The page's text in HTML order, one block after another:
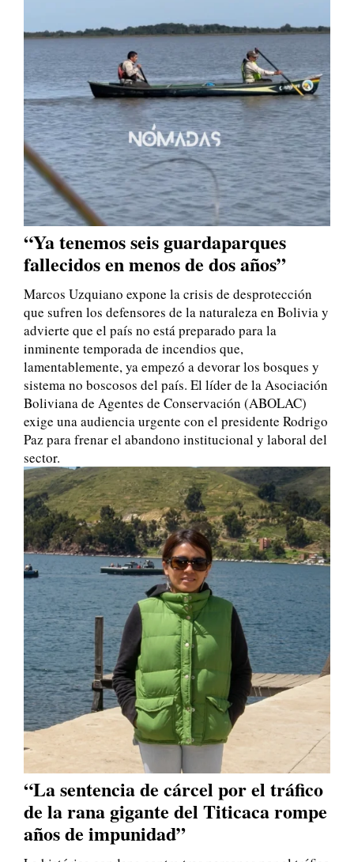
“Ya tenemos seis guardaparques
fallecidos en menos de dos años”
Marcos Uzquiano expone la crisis de desprotección
que sufren los defensores de la naturaleza en Bolivia y
advierte que el país no está preparado para la
inminente temporada de incendios que,
lamentablemente, ya empezó a devorar los bosques y
sistema no boscosos del país. El líder de la Asociación
Boliviana de Agentes de Conservación (ABOLAC)
exige una audiencia urgente con el presidente Rodrigo
Paz para frenar el abandono institucional y laboral del
sector.
“La sentencia de cárcel por el tráfico
de la rana gigante del Titicaca rompe
años de impunidad”